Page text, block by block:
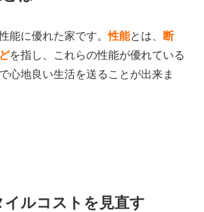
能に優れた家です。性能とは、
断
を指し、これらの性能が優れている
心地良い生活を送ることが出来ま
ルコストを見直す